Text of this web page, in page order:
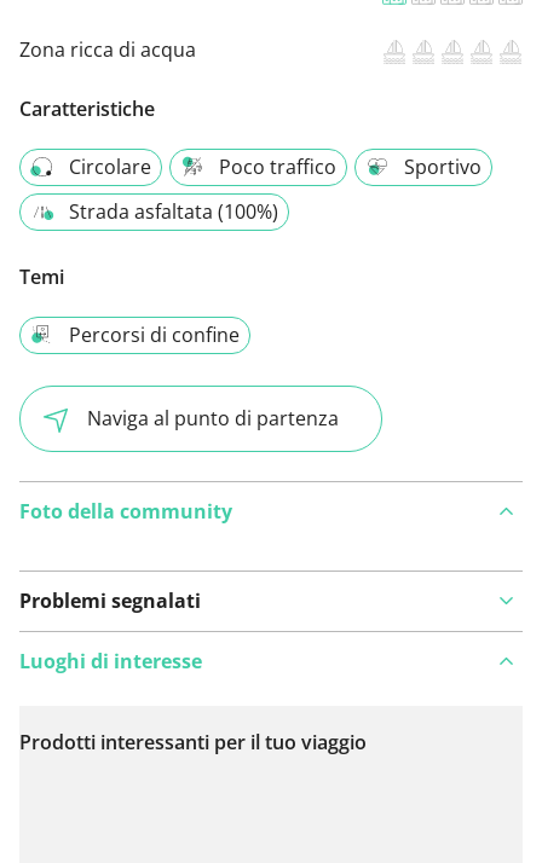
Zona ricca di acqua
Caratteristiche
Circolare Poco traffico
Sportivo
Strada asfaltata (100%)
Temi
Percorsi di confine
Naviga al punto di partenza
Foto della community
Problemi segnalati
Visualizza sulla mappa
Luoghi di interesse
Prodotti interessanti per il tuo viaggio